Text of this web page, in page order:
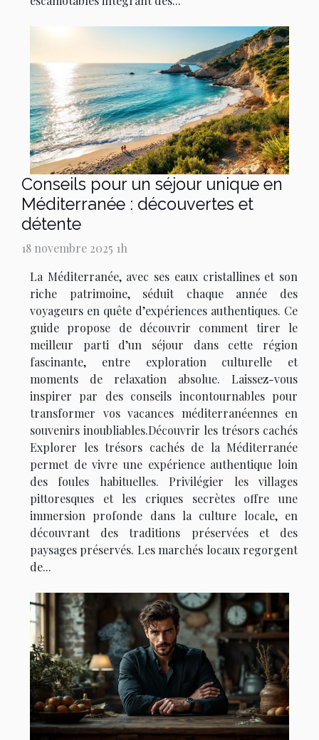
Conseils pour un séjour unique en
Méditerranée : découvertes et
détente
18 novembre 2025 1h
La Méditerranée, avec ses eaux cristallines et son
riche patrimoine, séduit chaque année des
voyageurs en quête d’expériences authentiques. Ce
guide propose de découvrir comment tirer le
meilleur parti d’un séjour dans cette région
fascinante, entre exploration culturelle et
moments de relaxation absolue. Laissez-vous
inspirer par des conseils incontournables pour
transformer vos vacances méditerranéennes en
souvenirs inoubliables.Découvrir les trésors cachés
Explorer les trésors cachés de la Méditerranée
permet de vivre une expérience authentique loin
des foules habituelles. Privilégier les villages
pittoresques et les criques secrètes offre une
immersion profonde dans la culture locale, en
découvrant des traditions préservées et des
paysages préservés. Les marchés locaux regorgent
de...